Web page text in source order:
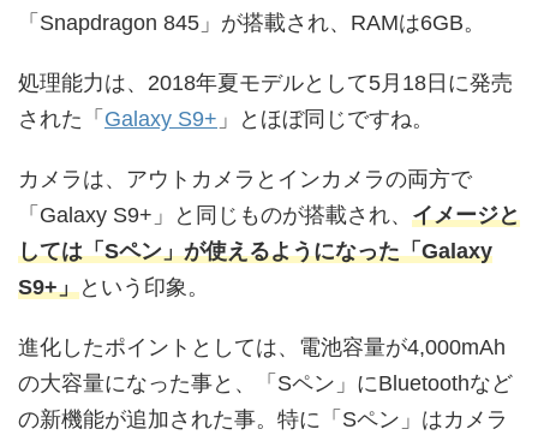
「Snapdragon 845」が搭載され、RAMは6GB。
処理能力は、2018年夏モデルとして5月18日に発売
された「 Galaxy S9+ 」とほぼ同じですね。
カメラは、アウトカメラとインカメラの両方で
「Galaxy S9+」と同じものが搭載され、 イメージと
しては「Sペン」が使えるようになった「Galaxy
S9+」という印象。
進化したポイントとしては、電池容量が4,000mAh
の大容量になった事と、「Sペン」にBluetoothなど
の新機能が追加された事。特に「Sペン」はカメラ